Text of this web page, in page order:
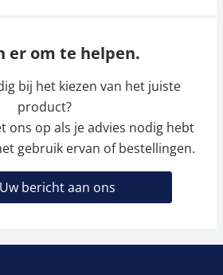
er om te helpen.
bij het kiezen van het juiste
product?
ons op als je advies nodig hebt
gebruik ervan of bestellingen.
Uw bericht aan ons